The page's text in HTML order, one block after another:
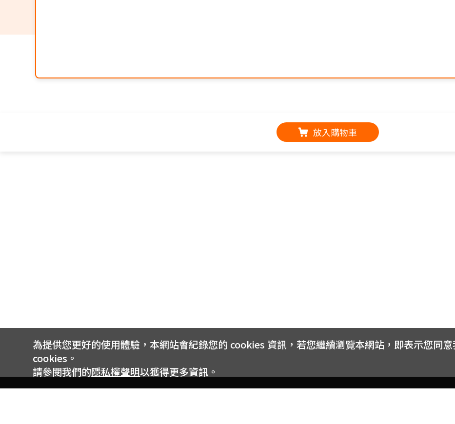
放入購物車
為提供您更好的使用體驗，本網站會紀錄您的 cookies 資訊，若您繼續瀏覽本網站，即表示您同意
cookies。
請參閱我們的隱私權聲明以獲得更多資訊。